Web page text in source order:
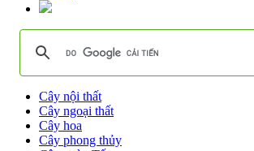
Cây nội thất
Cây ngoại thất
Cây hoa
Cây phong thủy